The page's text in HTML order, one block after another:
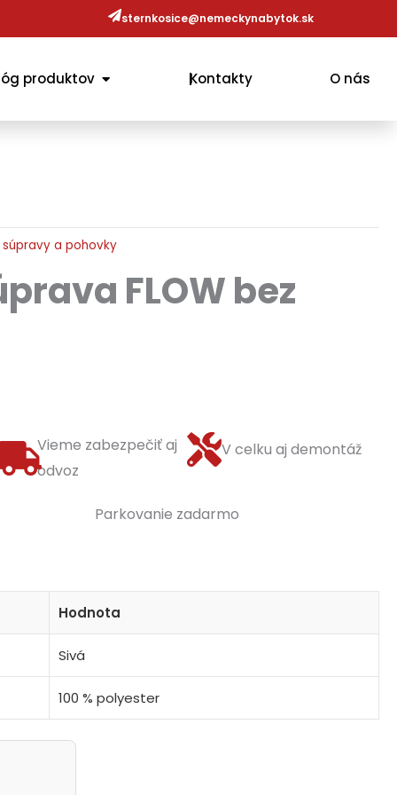
sternkosice@nemeckynabytok.sk
produktov OPEN KATALÓG PRODUKTOV
Kontakty O nás
a pohovky
FLOW bez
Vieme zabezpečiť aj
odvoz
V celku aj demontáž
Parkovanie zadarmo
Hodnota
Sivá
100 % polyester